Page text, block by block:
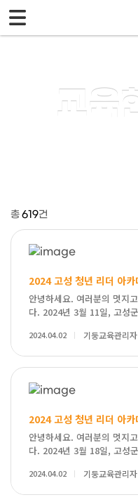
교육
총619건
2024 고성 청년 리더 아
안녕하세요. 여러분의 멋지
다. 2024년 3월 11일, 고성
2024.04.02 기둥교육관리자
2024 고성 청년 리더 아
안녕하세요. 여러분의 멋지
다. 2024년 3월 18일, 고성
2024.04.02 기둥교육관리자